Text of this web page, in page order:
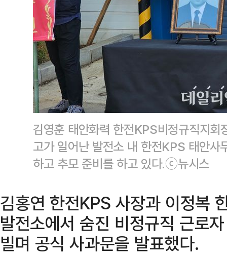
김영훈 태안화력 한전KPS비정규직지
고가 일어난 발전소 내 한전KPS 태안사
하고 추모 준비를 하고 있다.ⓒ뉴시스
김홍연 한전KPS 사장과 이정복
발전소에서 숨진 비정규직 근로
빌며 공식 사과문을 발표했다.